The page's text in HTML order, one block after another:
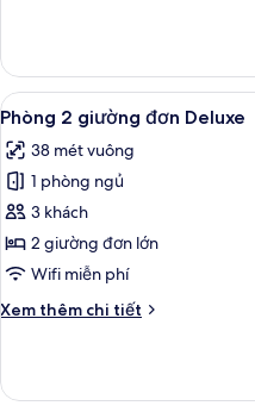
Phòng
giường
Premium
Xem
tất
cả
ảnh
Phòng
2
giường
Deluxe
5
Phòng 2 giường đơn Deluxe
38 mét vuông
1 phòng ngủ
3 khách
2 giường đơn lớn
Wifi miễn phí
Xem thêm chi tiết
Chi
Phòng